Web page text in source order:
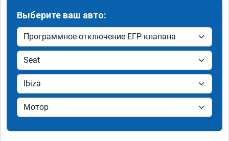
Выберите ваш авто: